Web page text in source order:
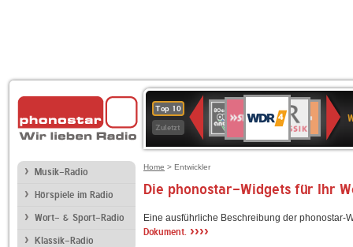
Top 10
Zuletzt
Deutschlandfunk
80er
90er
OLDIE
ANTENNE
4
KLASSIK
Kultur
Kultur
2
Musik-Radio
Hörspiele im Radio
Wort- & Sport-Radio
Klassik-Radio
Home > Entwickler
Die phonostar-Widgets für Ihr
Eine ausführliche Beschreibung der
Dokument. ››››